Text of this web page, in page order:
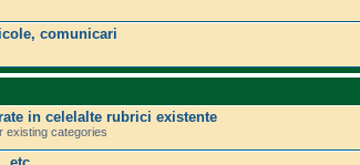
comunicari
in celelalte rubrici existente
existing categories